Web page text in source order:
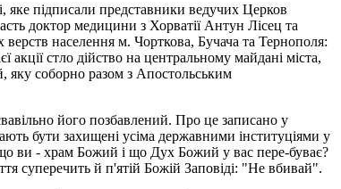
яке підписали представники ведучих Церков
доктор медицини з Хорватії Антун Лісец та
верств населення м. Чорткова, Бучача та Тернополя:
акції стло дійство на центральному майдані міста,
яку соборно разом з Апостольським
його позбавлений. Про це записано у
бути захищені усіма державними інституціями у
що ви - храм Божий і що Дух Божий у вас пере-буває?
суперечить й п'ятій Божій Заповіді: "Не вбивай".